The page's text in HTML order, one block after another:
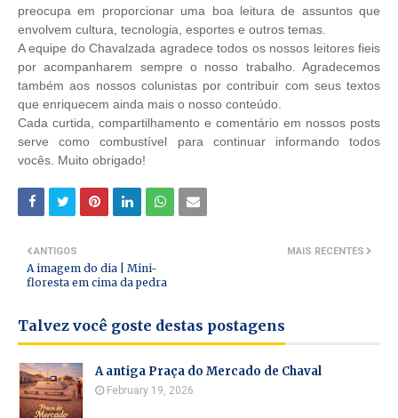
preocupa em proporcionar uma boa leitura de assuntos que
envolvem cultura, tecnologia, esportes e outros temas.
A equipe do Chavalzada agradece todos os nossos leitores fieis
por acompanharem sempre o nosso trabalho. Agradecemos
também aos nossos colunistas por contribuir com seus textos
que enriquecem ainda mais o nosso conteúdo.
Cada curtida, compartilhamento e comentário em nossos posts
serve como combustível para continuar informando todos
vocês. Muito obrigado!
MAIS RECENTES
ANTIGOS
A imagem do dia | Mini-
floresta em cima da pedra
Talvez você goste destas postagens
A antiga Praça do Mercado de Chaval
February 19, 2026